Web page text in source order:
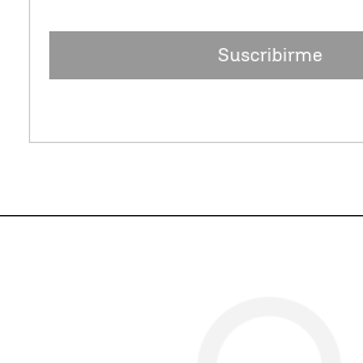
Suscribirme